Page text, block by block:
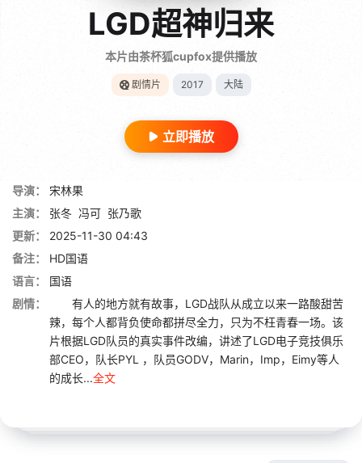
LGD超神归来
本片由茶杯狐cupfox提供播放
剧情片 2017 大陆
立即播放
导演：
宋林果
主演：
张冬 冯可 张乃歌
更新：
2025-11-30 04:43
备注：
HD国语
语言：
国语
剧情：
有人的地方就有故事，LGD战队从成立以来一路酸甜苦
辣，每个人都背负使命都拼尽全力，只为不枉青春一场。该
片根据LGD队员的真实事件改编，讲述了LGD电子竞技俱乐
部CEO，队长PYL ，队员GODV，Marin，Imp，Eimy等人
的成长...全文